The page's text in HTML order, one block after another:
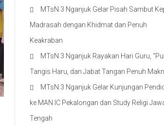
MTsN 3 Nganjuk Gelar Pisah Sambut
Madrasah dengan Khidmat dan Penuh
Keakraban
MTsN 3 Nganjuk Rayakan Hari Guru,
Tangis Haru, dan Jabat Tangan Penuh
MTsN 3 Nganjuk Gelar Kunjungan
ke MAN IC Pekalongan dan Study Religi
Tengah